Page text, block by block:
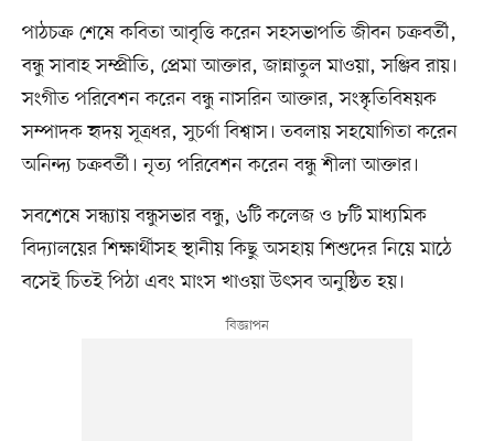
পাঠচক্র শেষে কবিতা আবৃত্তি করেন সহসভাপতি জীবন চক্রবর্তী,
বন্ধু সাবাহ সম্প্রীতি, প্রেমা আক্তার, জান্নাতুল মাওয়া, সঞ্জিব রায়।
সংগীত পরিবেশন করেন বন্ধু নাসরিন আক্তার, সংস্কৃতিবিষয়ক
সম্পাদক হৃদয় সূত্রধর, সুচর্ণা বিশ্বাস। তবলায় সহযোগিতা করেন
অনিন্দ্য চক্রবর্তী। নৃত্য পরিবেশন করেন বন্ধু শীলা আক্তার।
সবশেষে সন্ধ্যায় বন্ধুসভার বন্ধু, ৬টি কলেজ ও ৮টি মাধ্যমিক
বিদ্যালয়ের শিক্ষার্থীসহ স্থানীয় কিছু অসহায় শিশুদের নিয়ে মাঠে
বসেই চিতই পিঠা এবং মাংস খাওয়া উৎসব অনুষ্ঠিত হয়।